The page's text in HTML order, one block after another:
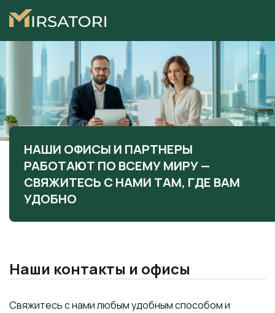
НАШИ ОФИСЫ И ПАРТНЕРЫ
РАБОТАЮТ ПО ВСЕМУ МИРУ —
СВЯЖИТЕСЬ С НАМИ ТАМ, ГДЕ ВАМ
УДОБНО
Наши контакты и офисы
Свяжитесь с нами любым удобным способом и